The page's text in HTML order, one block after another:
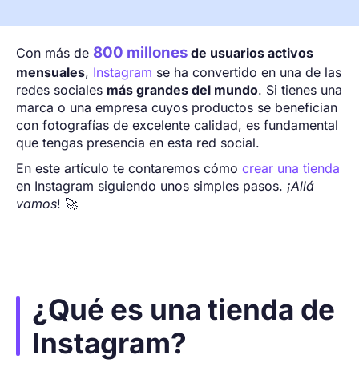
Con más de 800 millones de usuarios activos
mensuales, Instagram se ha convertido en una de las
redes sociales más grandes del mundo. Si tienes una
marca o una empresa cuyos productos se benefician
con fotografías de excelente calidad, es fundamental
que tengas presencia en esta red social.
En este artículo te contaremos cómo crear una tienda
en Instagram siguiendo unos simples pasos. ¡Allá
vamos! 🚀
¿Qué es una tienda de
Instagram?